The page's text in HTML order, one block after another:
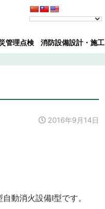
管理点検 消防設備設計・施工
2016年9月14日
動消火設備Ⅰ型です。